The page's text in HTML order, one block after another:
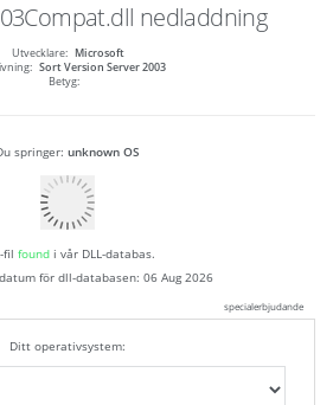
nedladdning
Utvecklare: Microsoft
Sort Version Server 2003
Betyg:
springer: unknown OS
fil found i vår DLL-databas.
för dll-databasen: 06 Aug 2026
specialerbjudande
Ditt operativsystem: